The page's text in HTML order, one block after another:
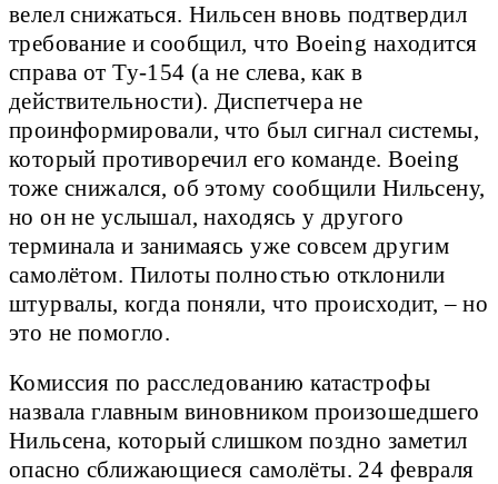
велел снижаться. Нильсен вновь подтвердил
требование и сообщил, что Boeing находится
справа от Ту-154 (а не слева, как в
действительности). Диспетчера не
проинформировали, что был сигнал системы,
который противоречил его команде. Boeing
тоже снижался, об этому сообщили Нильсену,
но он не услышал, находясь у другого
терминала и занимаясь уже совсем другим
самолётом. Пилоты полностью отклонили
штурвалы, когда поняли, что происходит, – но
это не помогло.
Комиссия по расследованию катастрофы
назвала главным виновником произошедшего
Нильсена, который слишком поздно заметил
опасно сближающиеся самолёты. 24 февраля